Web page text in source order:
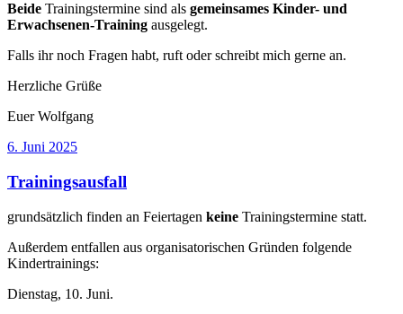
Beide Trainingstermine sind als gemeinsames Kinder- und
Erwachsenen-Training ausgelegt.
Falls ihr noch Fragen habt, ruft oder schreibt mich gerne an.
Herzliche Grüße
Euer Wolfgang
Veröffentlicht
6. Juni 2025
Trainingsausfall
grundsätzlich finden an Feiertagen keine Trainingstermine statt.
Außerdem entfallen aus organisatorischen Gründen folgende
Kindertrainings:
Dienstag, 10. Juni.